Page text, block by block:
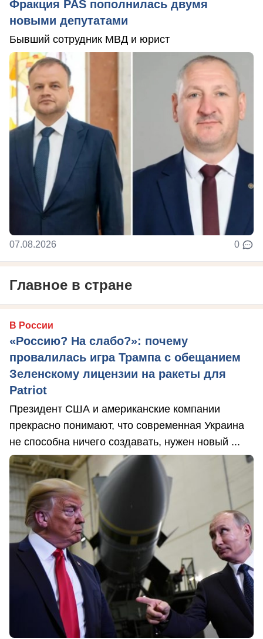
Фракция PAS пополнилась двумя
новыми депутатами
Бывший сотрудник МВД и юрист
07.08.2026 0
Главное в стране
В России
«Россию? На слабо?»: почему
провалилась игра Трампа с обещанием
Зеленскому лицензии на ракеты для
Patriot
Президент США и американские компании
прекрасно понимают, что современная Украина
не способна ничего создавать, нужен новый ...